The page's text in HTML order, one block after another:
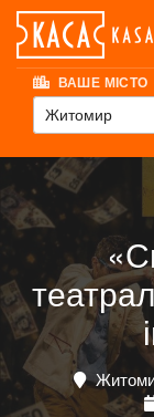
ВАШЕ МІСТО
Житомир